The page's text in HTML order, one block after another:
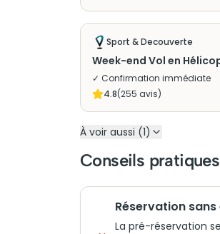
Sport & Decouverte
Week-end Vol en
✓ Confirmation immédiate
4.8(255 avis)
À voir aussi (1)
Conseils pratiques
Réservation
La pré-réservation